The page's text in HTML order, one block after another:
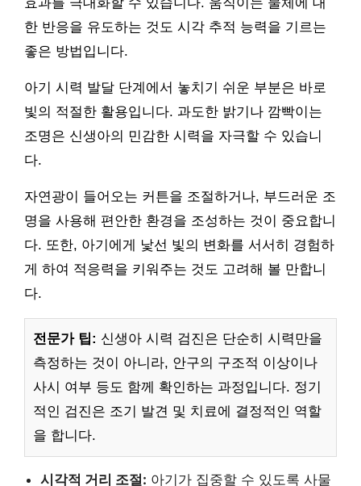
한 반응을 유도하는 것도 시각 추적 능력을 기르는
좋은 방법입니다.
아기 시력 발달 단계에서 놓치기 쉬운 부분은 바로
빛의 적절한 활용입니다. 과도한 밝기나 깜빡이는
조명은 신생아의 민감한 시력을 자극할 수 있습니
다.
자연광이 들어오는 커튼을 조절하거나, 부드러운 조
명을 사용해 편안한 환경을 조성하는 것이 중요합니
다. 또한, 아기에게 낯선 빛의 변화를 서서히 경험하
게 하여 적응력을 키워주는 것도 고려해 볼 만합니
다.
전문가 팁: 신생아 시력 검진은 단순히 시력만을
측정하는 것이 아니라, 안구의 구조적 이상이나
사시 여부 등도 함께 확인하는 과정입니다. 정기
적인 검진은 조기 발견 및 치료에 결정적인 역할
을 합니다.
시각적 거리 조절: 아기가 집중할 수 있도록 사물